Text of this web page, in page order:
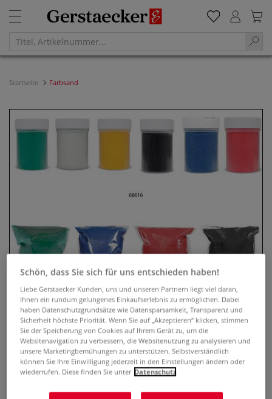
Startseite Farbsand
Schön, dass Sie sich für uns entschieden haben!
Liebe Gerstaecker Kunden, uns und unseren Partnern liegt viel daran,
Ihnen ein rundum gelungenes Einkaufserlebnis zu ermöglichen. Dabei
haben Datenschutzgrundsätze wie Datensparsamkeit, Transparenz und
Sicherheit höchste Priorität. Wenn Sie auf „Akzeptieren“ klicken, stimmen
Sie der Speicherung von Cookies auf Ihrem Gerät zu, um die
Websitenavigation zu verbessern, die Websitenutzung zu analysieren und
unsere Marketingbemühungen zu unterstützen. Selbstverständlich
können Sie Ihre Einwilligung jederzeit in den Einstellungen ändern oder
wiederrufen. Diese finden Sie unter Datenschutz